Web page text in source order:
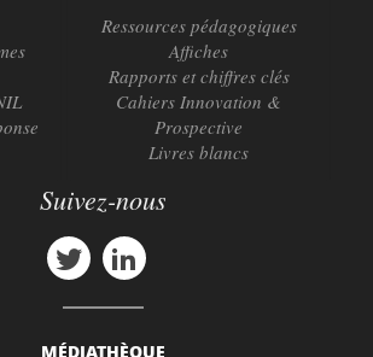
Ressources pédagogiques
Affiches
Rapports et chiffres clés
Cahiers Innovation &
Prospective
Livres blancs
Suivez-nous
MÉDIATHÈQUE